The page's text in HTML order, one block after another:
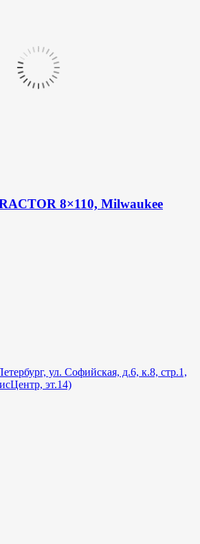
8×110, Milwaukee
ул. Софийская, д.6, к.8, стр.1,
эт.14)